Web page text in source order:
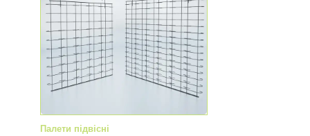
Палети підвісні